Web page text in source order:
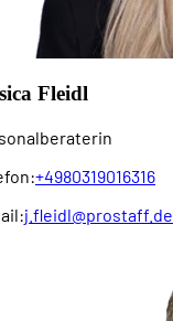
Fleidl
+4980319016316
j.fleidl@prostaff.de